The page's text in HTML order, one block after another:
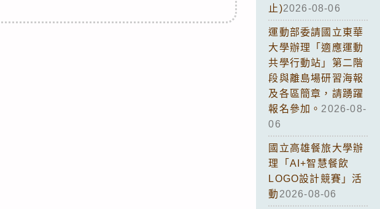
止)2026-08-06
運動部委請國立東華
大學辦理「適應運動
共學行動站」第二階
段與離島場研習海報
及各區簡章，請踴躍
報名參加。 2026-08-
06
國立高雄餐旅大學辦
理「AI+智慧餐飲
LOGO設計競賽」活
動 2026-08-06